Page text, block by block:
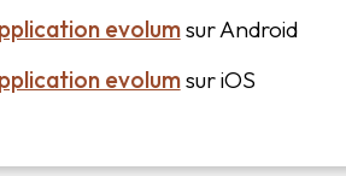
evolumsur Android
evolumsur iOS